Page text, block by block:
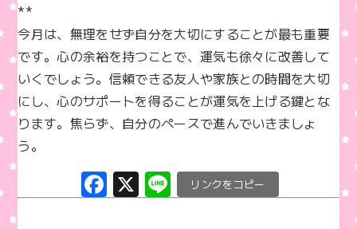
**
今月は、無理をせず自分を大切にすることが最も重要
です。心の余裕を持つことで、運気も徐々に改善して
いくでしょう。信頼できる友人や家族との時間を大切
にし、心のサポートを得ることが運気を上げる鍵とな
ります。焦らず、自分のペースで進んでいきましょ
う。
F
a
X Li
n
C
o